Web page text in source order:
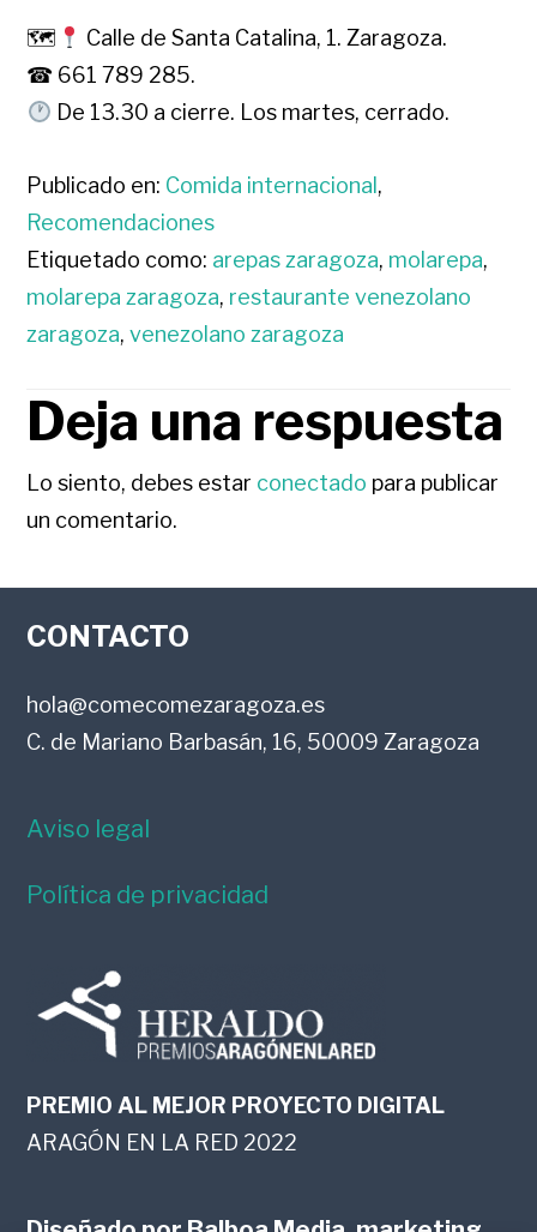
🗺
Calle de Santa Catalina, 1. Zaragoza.
☎ 661 789 285.
De 13.30 a cierre. Los martes, cerrado.
Publicado en: Comida internacional ,
Recomendaciones
Etiquetado como: arepas zaragoza, molarepa,
molarepa zaragoza, restaurante venezolano
zaragoza,venezolano zaragoza
INTERACCIONES
CON
LOS
LECTORES
Deja una respuesta
Lo siento, debes estar conectado para publicar
un comentario.
FOOTER
CONTACTO
hola@comecomezaragoza.es
C. de Mariano Barbasán, 16, 50009 Zaragoza
Aviso legal
Política de privacidad
PREMIO AL MEJOR PROYECTO DIGITAL
ARAGÓN EN LA RED 2022